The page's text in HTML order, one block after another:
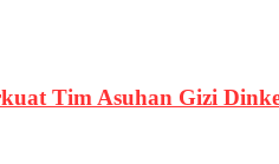
Tim Asuhan Gizi